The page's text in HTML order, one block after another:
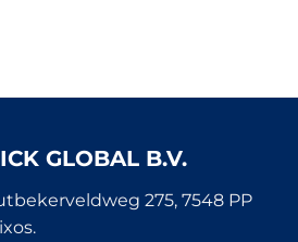
GLOBAL B.V.
275, 7548 PP